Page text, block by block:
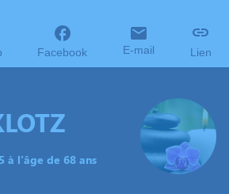
Facebook E-mail Lien
à l'âge de 68 ans